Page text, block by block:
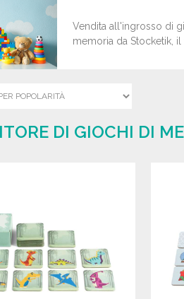
Vendita all'ingrosso di
memoria da Stocketik, il
DI GIOCHI DI